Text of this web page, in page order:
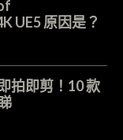
UE5 原因是？
拍即剪！10 款